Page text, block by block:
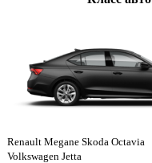
Renault Megane Skoda Octavia
Volkswagen Jetta